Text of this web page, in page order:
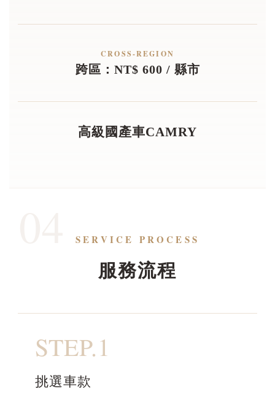
CROSS-REGION
跨區：NT$ 600 / 縣市
高級國產車CAMRY
SERVICE PROCESS
服務流程
STEP.1
挑選車款